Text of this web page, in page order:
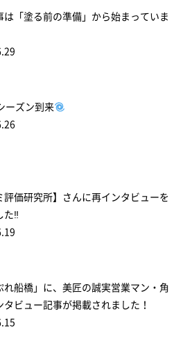
は「塗る前の準備」から始まっていま
ーズン到来
評価研究所】さんに再インタビューを
た‼
れ船橋」に、美匠の誠実営業マン・角
タビュー記事が掲載されました！